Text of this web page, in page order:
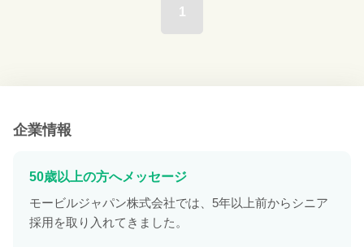
1
企業情報
50歳以上の方へメッセージ
モービルジャパン株式会社では、5年以上前からシニア
採用を取り入れてきました。